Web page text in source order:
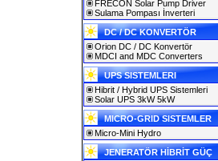
FRECON Solar Pump Driver
Sulama Pompası İnverteri
DC / DC KONVERTÖR
Orion DC / DC Konvertör
MDCI and MDC Converters
UPS SISTEMLERI
Hibrit / Hybrid UPS Sistemleri
Solar UPS 3kW 5kW
MICRO-GRID SISTEMLER
Micro-Mini Hydro
JENERATÖR HİBRİT GÜÇ